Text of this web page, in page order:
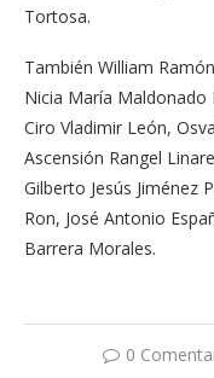
Tortosa.
También William
Nicia María Maldonado
Ciro Vladimir León,
Ascensión Rangel
Gilberto Jesús Jiménez
Ron, José Antonio
Barrera Morales.
0